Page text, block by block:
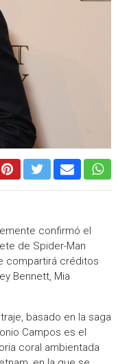
confirmó el
de Spider-Man
compartirá créditos
Bennett, Mia
basado en la saga
Campos es el
coral ambientada